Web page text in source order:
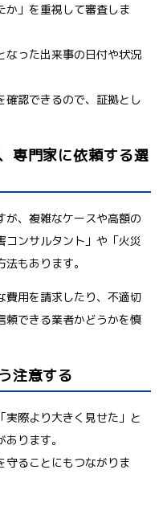
か」を重視して審査しま
なった出来事の日付や状況
確認できるので、証拠とし
専門家に依頼する選
が、複雑なケースや高額の
ンサルタント」や「火災
もあります。
費用を請求したり、不適切
頼できる業者かどうかを慎
注意する
実際より大きく見せた」と
ります。
守ることにもつながりま